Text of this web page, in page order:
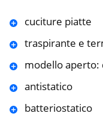
cuciture piatte
traspirante e
modello aperto:
antistatico
batteriostatico